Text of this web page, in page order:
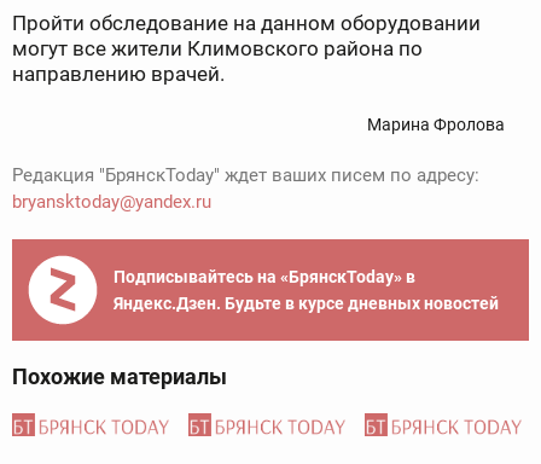
Пройти обследование на данном оборудовании
могут все жители Климовского района по
направлению врачей.
Марина Фролова
Редакция "БрянскToday" ждет ваших писем по адресу:
bryansktoday@yandex.ru
Подписывайтесь на «БрянскToday» в
Яндекс.Дзен. Будьте в курсе дневных новостей
Похожие материалы